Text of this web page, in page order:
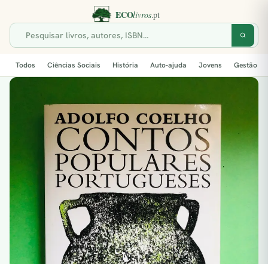
Todos Ciências Sociais História Auto-ajuda Jovens Gestão